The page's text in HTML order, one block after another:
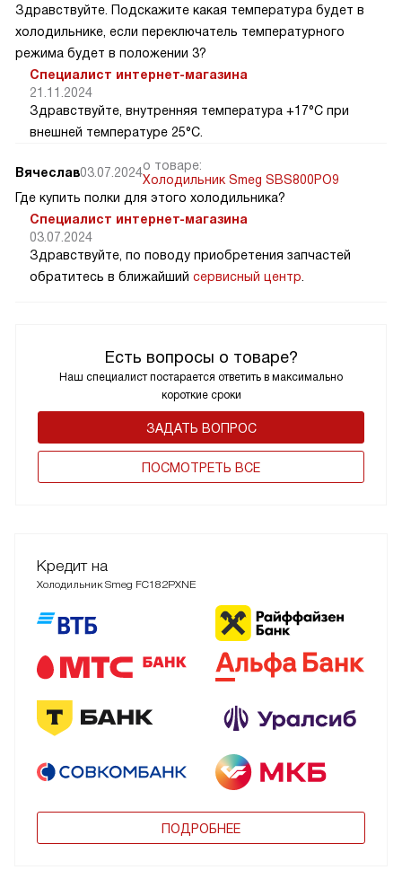
Есть вопросы о товаре?
Наш специалист постарается ответить в максимально
короткие сроки
ЗАДАТЬ ВОПРОС
ПОCМОТРЕТЬ ВСЕ
Здравствуйте. Подскажите какая температура будет в
холодильнике, если переключатель температурного
режима будет в положении 3?
Специалист интернет-магазина
21.11.2024
Здравствуйте, внутренняя температура +17°C при
внешней температуре 25°C.
Вячеслав03.07.2024о товаре:
Холодильник Smeg SBS800PO9
Где купить полки для этого холодильника?
Специалист интернет-магазина
03.07.2024
Здравствуйте, по поводу приобретения запчастей
обратитесь в ближайший сервисный центр
Кредит на
Холодильник Smeg FC182PXNE
ПОДРОБНЕЕ